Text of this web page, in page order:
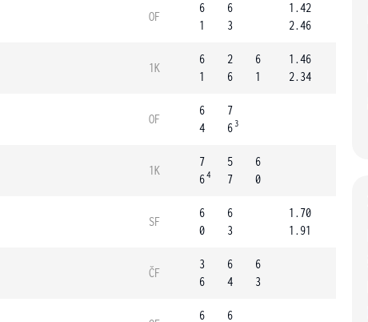
OF
6
1
6
3
1.42
2.46
1K
6
1
2
6
6
1
1.46
2.34
OF
6
4
7
6 3
1K
7
64
5
7
6
0
SF
6
0
6
3
1.70
1.91
ČF
3
6
6
4
6
3
6 6